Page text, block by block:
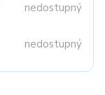
nedostupný
nedostupný